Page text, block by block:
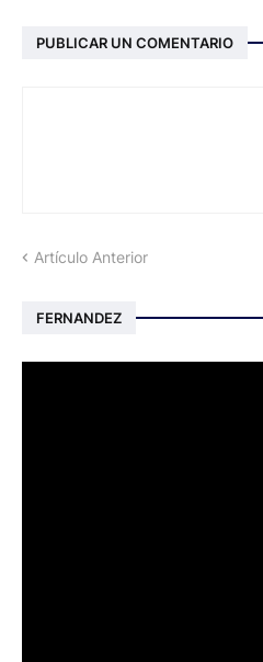
PUBLICAR UN COMENTARIO
Artículo Anterior
FERNANDEZ